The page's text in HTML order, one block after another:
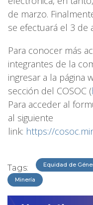
de marzo.
se efectuará el 3 de
Para conocer más
integrantes de la
ingresar a la página
sección del COSOC (
Para acceder al
al siguiente
link: https://
Tags: Equidad de
Minería